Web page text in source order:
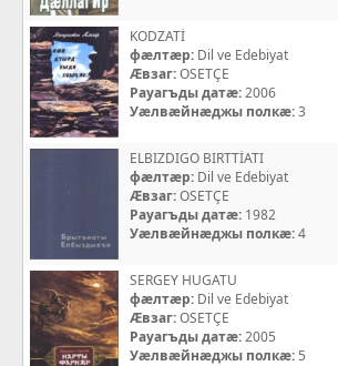
KODZATİ
фæлтæр: Dil ve Edebiyat
Æвзаг:OSETÇE
Рауагъды датæ:2006
Уæлвæйнæджы полкæ:3
ELBIZDIGO BIRTTİATI
фæлтæр: Dil ve Edebiyat
Æвзаг:OSETÇE
Рауагъды датæ: 1982
Уæлвæйнæджы полкæ:4
SERGEY HUGATU
фæлтæр: Dil ve Edebiyat
Æвзаг:OSETÇE
Рауагъды датæ:2005
Уæлвæйнæджы полкæ: 5